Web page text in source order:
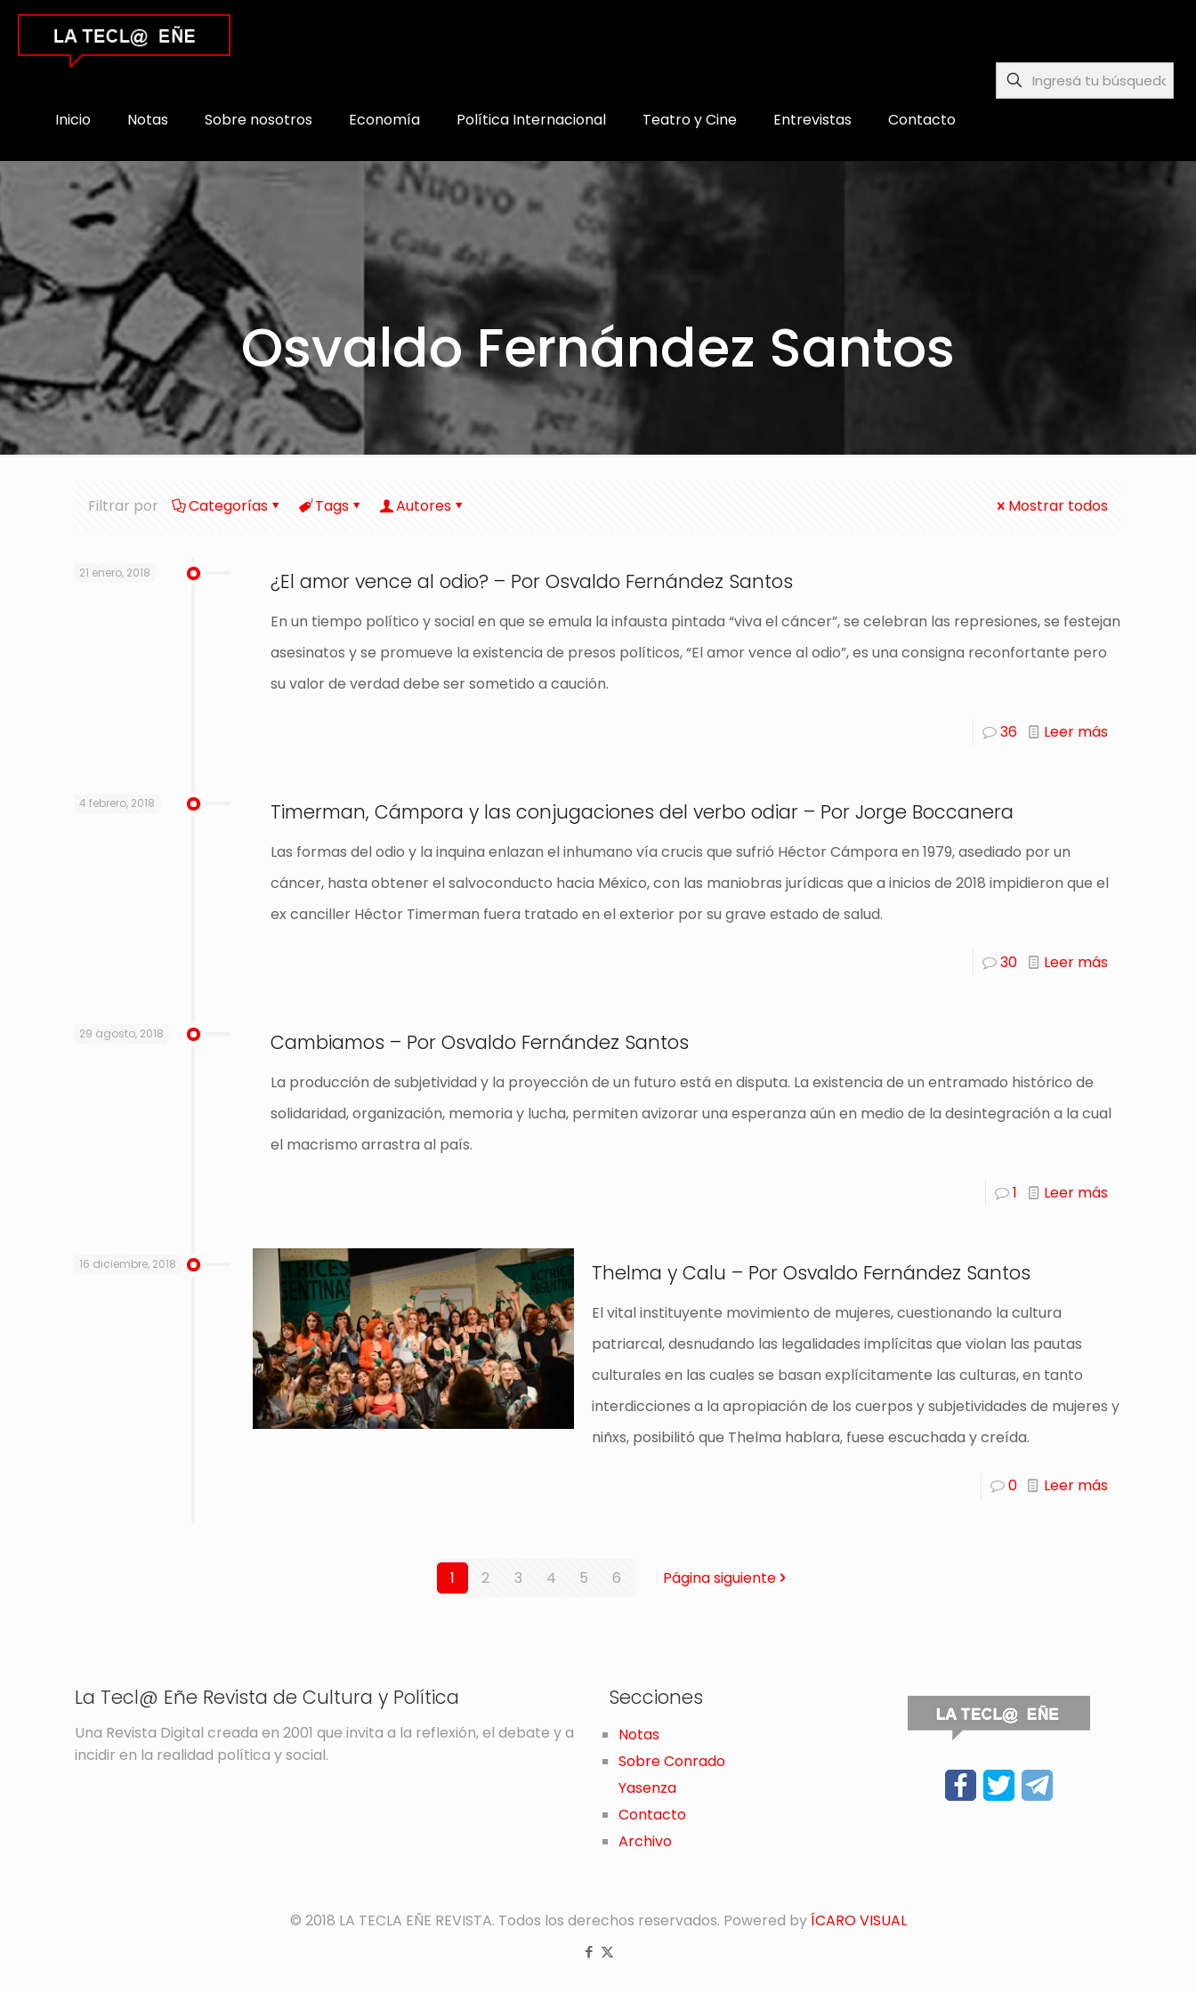
Inicio Notas Sobre nosotros Economía Política Internacional Teatro y Cine Entrevistas Contacto
Osvaldo Fernández Santos
Filtrar por Categorías Tags Autores Mostrar todos
21 enero, 2018 ¿El amor vence al odio? – Por Osvaldo Fernández Santos
En un tiempo político y social en que se emula la infausta pintada “viva el cáncer”, se celebran las represiones, se festejan
asesinatos y se promueve la existencia de presos políticos, “El amor vence al odio”, es una consigna reconfortante pero
su valor de verdad debe ser sometido a caución.
36 Leer más
4 febrero, 2018 Timerman, Cámpora y las conjugaciones del verbo odiar – Por Jorge Boccanera
Las formas del odio y la inquina enlazan el inhumano vía crucis que sufrió Héctor Cámpora en 1979, asediado por un
cáncer, hasta obtener el salvoconducto hacia México, con las maniobras jurídicas que a inicios de 2018 impidieron que el
ex canciller Héctor Timerman fuera tratado en el exterior por su grave estado de salud.
30 Leer más
29 agosto, 2018 Cambiamos – Por Osvaldo Fernández Santos
La producción de subjetividad y la proyección de un futuro está en disputa. La existencia de un entramado histórico de
solidaridad, organización, memoria y lucha, permiten avizorar una esperanza aún en medio de la desintegración a la cual
el macrismo arrastra al país.
1 Leer más
16 diciembre, 2018 Thelma y Calu – Por Osvaldo Fernández Santos
El vital instituyente movimiento de mujeres, cuestionando la cultura
patriarcal, desnudando las legalidades implícitas que violan las pautas
culturales en las cuales se basan explícitamente las culturas, en tanto
interdicciones a la apropiación de los cuerpos y subjetividades de mujeres y
niñxs, posibilitó que Thelma hablara, fuese escuchada y creída.
0 Leer más
1 2 3 4 5 6 Página siguiente
La Tecl@ Eñe Revista de Cultura y Política
Una Revista Digital creada en 2001 que invita a la reflexión, el debate y a
incidir en la realidad política y social.
Secciones
Notas
Sobre Conrado
Yasenza
Contacto
Archivo
© 2018 LA TECLA EÑE REVISTA. Todos los derechos reservados. Powered byÍCARO VISUAL